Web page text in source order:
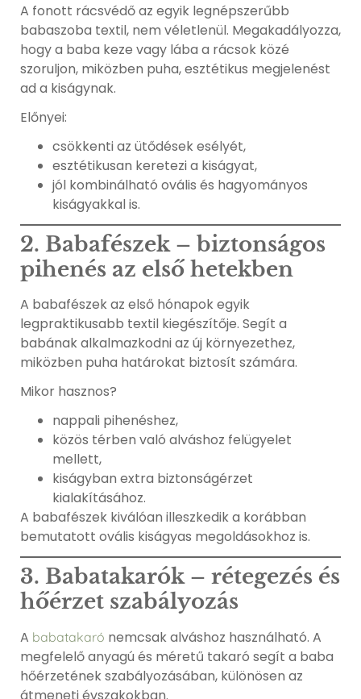
A fonott rácsvédő az egyik legnépszerűbb
babaszoba textil, nem véletlenül. Megakadályozza,
hogy a baba keze vagy lába a rácsok közé
szoruljon, miközben puha, esztétikus megjelenést
ad a kiságynak.
Előnyei:
csökkenti az ütődések esélyét,
esztétikusan keretezi a kiságyat,
jól kombinálható ovális és hagyományos
kiságyakkal is.
2. Babafészek – biztonságos
pihenés az első hetekben
A babafészek az első hónapok egyik
legpraktikusabb textil kiegészítője. Segít a
babának alkalmazkodni az új környezethez,
miközben puha határokat biztosít számára.
Mikor hasznos?
nappali pihenéshez,
közös térben való alváshoz felügyelet
mellett,
kiságyban extra biztonságérzet
kialakításához.
A babafészek kiválóan illeszkedik a korábban
bemutatott ovális kiságyas megoldásokhoz is.
3. Babatakarók – rétegezés és
hőérzet szabályozás
A babatakaró nemcsak alváshoz használható. A
megfelelő anyagú és méretű takaró segít a baba
hőérzetének szabályozásában, különösen az
átmeneti évszakokban.